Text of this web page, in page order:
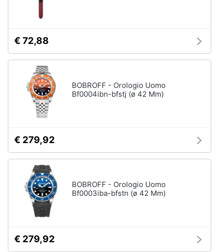
€ 72,88
BOBROFF - Orologio Uomo
Bf0004ibn-bfstj (ø 42 Mm)
€ 279,92
BOBROFF - Orologio Uomo
Bf0003iba-bfstn (ø 42 Mm)
€ 279,92